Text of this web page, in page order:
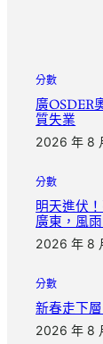
分數
廣OSDER
質失業
2026 年 8
分數
明天進伏
廣東，風
2026 年 8
分數
新春走下
2026 年 8